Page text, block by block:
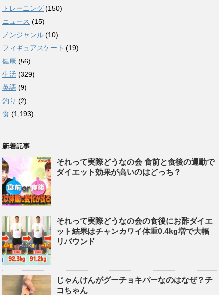
トレーニング (150)
ニュース (15)
ノンジャンル (10)
フィギュアスケート (19)
健康 (56)
生活 (329)
英語 (9)
釣り (2)
食 (1,193)
新着記事
それって実際どうなの会 食前と食後の運動で
ダイエット効果が高いのはどっち？
それって実際どうなの会の食後にお酢ダイエ
ット結果はチャンカワイ体重0.4kg増で大幅
リバウンド
じゃんけんがグーチョキパーなのはなぜ？チ
コちゃん